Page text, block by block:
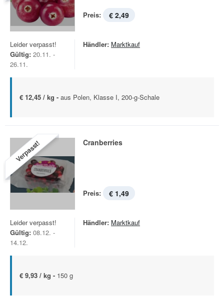
Preis: € 2,49
Leider verpasst!
Gültig: 20.11. -
26.11.
Händler: Marktkauf
€ 12,45 / kg - aus Polen, Klasse I, 200-g-Schale
Verpasst! Cranberries
Preis: € 1,49
Leider verpasst!
Gültig: 08.12. -
14.12.
Händler: Marktkauf
€ 9,93 / kg - 150 g